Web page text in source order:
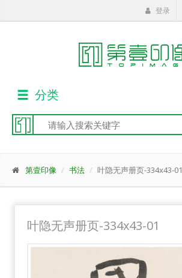
登录
分类
第壹印像 书法 叶隐无声册页-334x43-01
叶隐无声册页-334x43-01